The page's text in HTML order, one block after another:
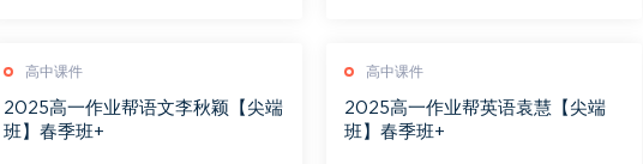
高中课件
2025高一作业帮语文李秋颖【尖端
班】春季班+
高中课件
2025高一作业帮英语袁慧【尖端
班】春季班+